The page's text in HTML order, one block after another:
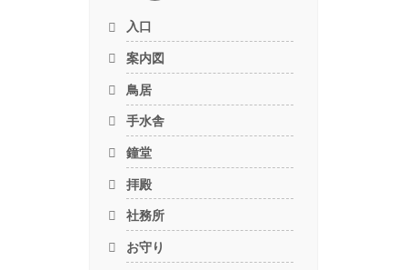
入口
案内図
鳥居
手水舎
鐘堂
拝殿
社務所
お守り